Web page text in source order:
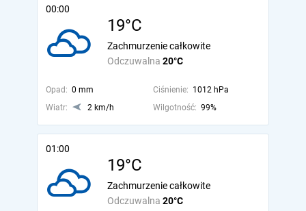
00:00
19°C
Odczuwalna 20°C
Zachmurzenie całkowite
Opad: 0 mm Ciśnienie: 1012 hPa
Wiatr:
2 km/h Wilgotność: 99%
01:00
19°C
Odczuwalna 20°C
Zachmurzenie całkowite